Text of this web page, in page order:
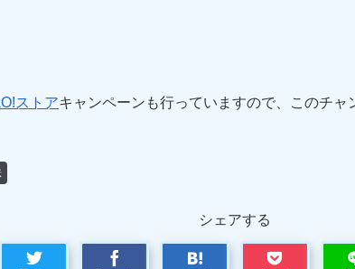
ストアキャンペーンも行っていますので、このチャ
シェアする